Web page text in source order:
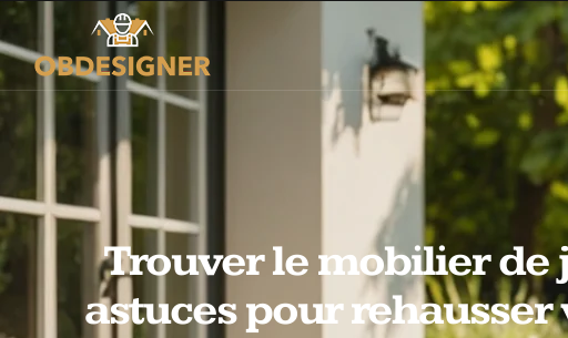
Trouver le mobilier de
astuces pour